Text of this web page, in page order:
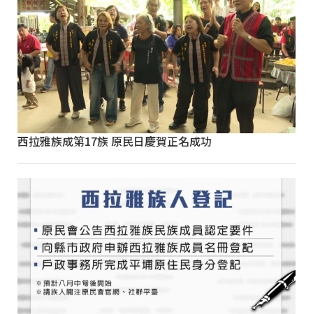
西拉雅族成第17族 原民日慶賀正名成功